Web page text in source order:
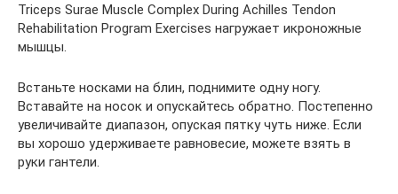
Triceps Surae Muscle Complex During Achilles Tendon
Rehabilitation Program Exercises нагружает икроножные
мышцы.
Встаньте носками на блин, поднимите одну ногу.
Вставайте на носок и опускайтесь обратно. Постепенно
увеличивайте диапазон, опуская пятку чуть ниже. Если
вы хорошо удерживаете равновесие, можете взять в
руки гантели.